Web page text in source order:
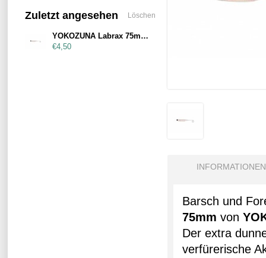
INFORMATIONEN
Barsch und
75mm von
Der extra
verfürerische
Zuletzt angesehen Löschen
YOKOZUNA Labrax 75mm White-Ghost
€4,50